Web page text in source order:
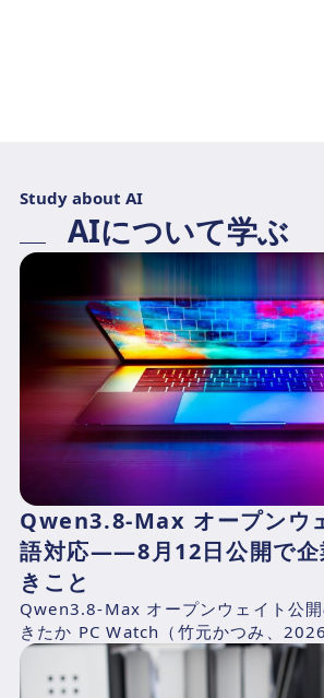
Study about AI
AIについて学ぶ
Qwen3.8-Max オープンウ
語対応——8月12日公開で企
きこと
Qwen3.8-Max オープンウェイト公
きたか PC Watch（竹元かつみ、
報道によれば、AlibabaのQwen...